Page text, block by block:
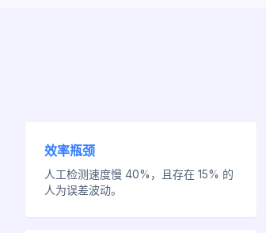
效率瓶颈
人工检测速度慢 40%，且存在 15% 的
人为误差波动。